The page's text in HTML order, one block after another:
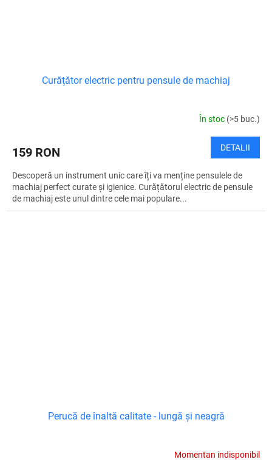
Curățător electric pentru pensule de machiaj
În stoc (>5 buc.)
159 RON DETALII
Descoperă un instrument unic care îți va menține pensulele de
machiaj perfect curate și igienice. Curățătorul electric de pensule
de machiaj este unul dintre cele mai populare...
Perucă de înaltă calitate - lungă și neagră
Momentan indisponibil